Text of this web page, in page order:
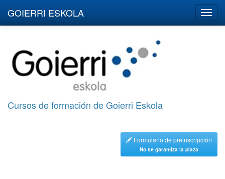
GOIERRI ESKOLA
Cursos de formación de Goierri Eskola
Formulario de preinscripción
No se garantiza la plaza